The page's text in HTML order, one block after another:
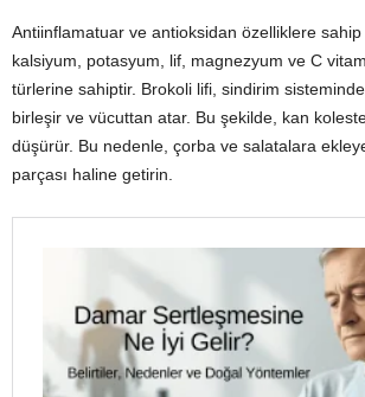
Antiinflamatuar ve antioksidan özelliklere
kalsiyum, potasyum, lif, magnezyum ve C
türlerine sahiptir. Brokoli lifi, sindirim
birleşir ve vücuttan atar. Bu şekilde, kan
düşürür. Bu nedenle, çorba ve salatalara
parçası haline getirin.